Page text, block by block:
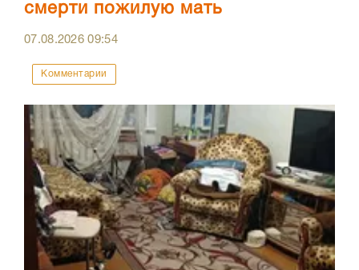
смерти пожилую мать
07.08.202609:54
Комментарии